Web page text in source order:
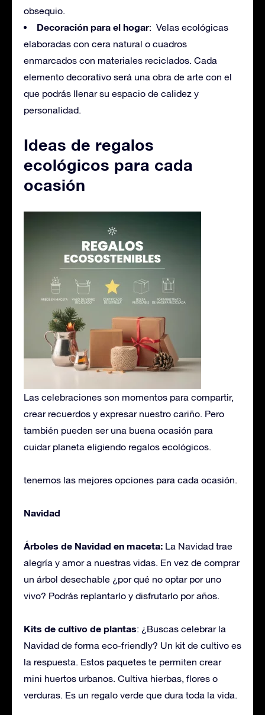
obsequio.
Decoración para el hogar: Velas ecológicas
elaboradas con cera natural o cuadros
enmarcados con materiales reciclados. Cada
elemento decorativo será una obra de arte con el
que podrás llenar su espacio de calidez y
personalidad.
Ideas de regalos
ecológicos para cada
ocasión
Las celebraciones son momentos para compartir,
crear recuerdos y expresar nuestro cariño. Pero
también pueden ser una buena ocasión para
cuidar planeta eligiendo regalos ecológicos.
tenemos las mejores opciones para cada ocasión.
Navidad
Árboles de Navidad en maceta: La Navidad trae
alegría y amor a nuestras vidas. En vez de comprar
un árbol desechable ¿por qué no optar por uno
vivo? Podrás replantarlo y disfrutarlo por años.
Kits de cultivo de plantas: ¿Buscas celebrar la
Navidad de forma eco-friendly? Un kit de cultivo es
la respuesta. Estos paquetes te permiten crear
mini huertos urbanos. Cultiva hierbas, flores o
verduras. Es un regalo verde que dura toda la vida.